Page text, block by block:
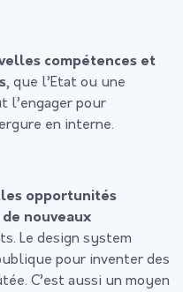
compétences et
, que l’Etat ou une
l’engager pour
en interne.
opportunités
nouveaux
Le design system
pour inventer des
C’est aussi un moyen